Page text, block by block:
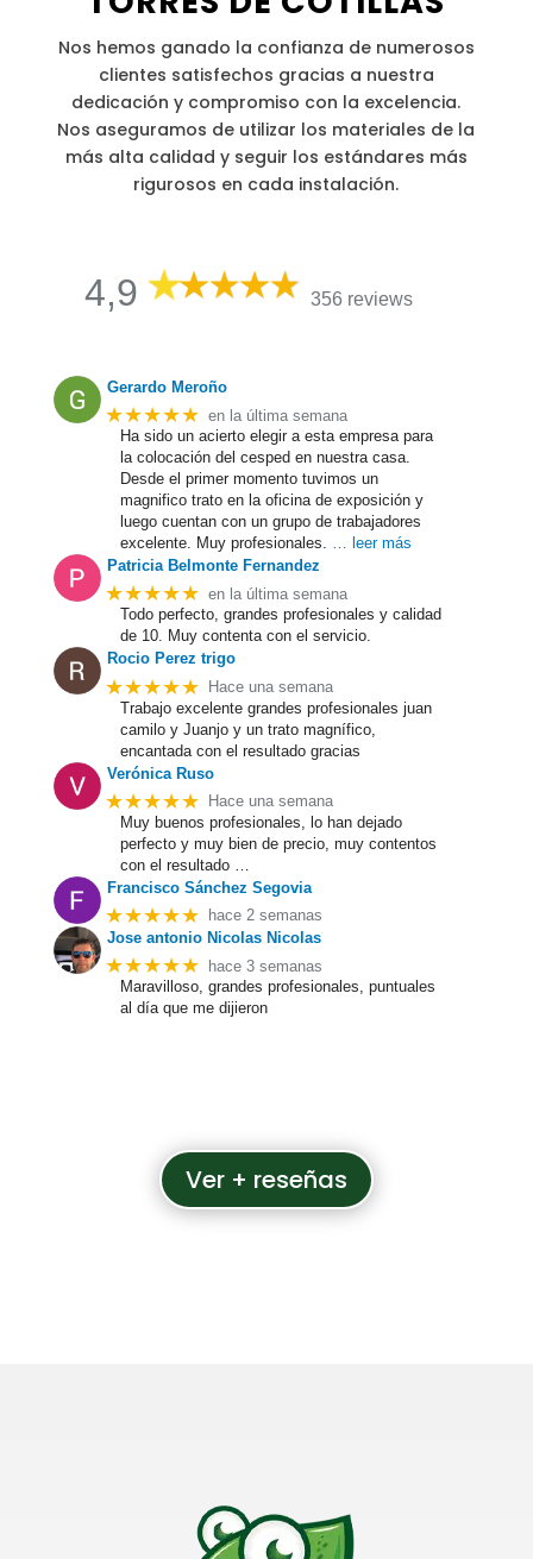
Nos hemos ganado la confianza de numerosos
clientes satisfechos gracias a nuestra
dedicación y compromiso con la excelencia.
Nos aseguramos de utilizar los materiales de la
más alta calidad y seguir los estándares más
rigurosos en cada instalación.
4,9 356 reviews
Gerardo Meroño
★★★★★ en la última semana
Ha sido un acierto elegir a esta empresa para
la colocación del cesped en nuestra casa.
Desde el primer momento tuvimos un
magnifico trato en la oficina de exposición y
luego cuentan con un grupo de trabajadores
excelente. Muy profesionales. … leer más
Patricia Belmonte Fernandez
★★★★★ en la última semana
Todo perfecto, grandes profesionales y calidad
de 10. Muy contenta con el servicio.
Rocio Perez trigo
★★★★★
Hace una semana
Trabajo excelente grandes profesionales juan
camilo y Juanjo y un trato magnífico,
encantada con el resultado gracias
Verónica Ruso
★★★★★
Hace una semana
Muy buenos profesionales, lo han dejado
perfecto y muy bien de precio, muy contentos
con el resultado …
Francisco Sánchez Segovia
★★★★★
hace 2 semanas
Jose antonio Nicolas Nicolas
★★★★★ hace 3 semanas
Maravilloso, grandes profesionales, puntuales
al día que me dijieron
Ver + reseñas